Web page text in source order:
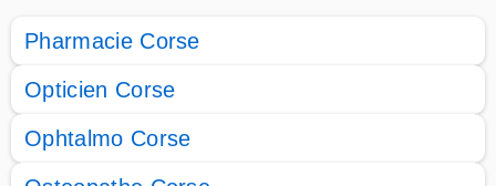
Pharmacie Corse
Opticien Corse
Ophtalmo Corse